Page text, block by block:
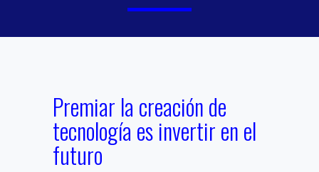
Premiar la creación de
tecnología es invertir en el
futuro